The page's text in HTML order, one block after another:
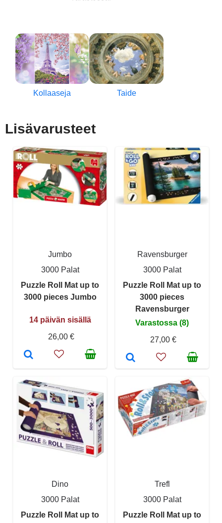
Kollaaseja Taide
Lisävarusteet
Jumbo
3000 Palat
Puzzle Roll Mat up to
3000 pieces Jumbo
14 päivän sisällä
26,00 €
Ravensburger
3000 Palat
Puzzle Roll Mat up to
3000 pieces
Ravensburger
Varastossa (8)
27,00 €
Dino
3000 Palat
Puzzle Roll Mat up to
Trefl
3000 Palat
Puzzle Roll Mat up to